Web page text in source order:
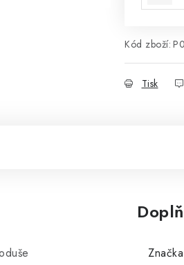
Kód zboží:
Tisk
Značka